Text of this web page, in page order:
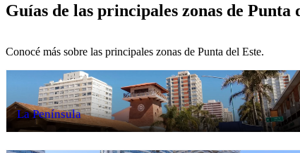
Guías de las principales zonas de Punta
Conocé más sobre las principales zonas de Punta del Este.
La Península